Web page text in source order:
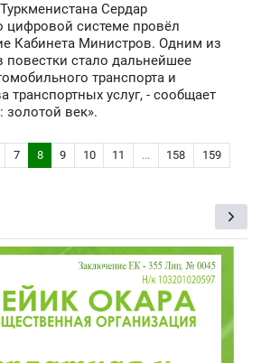
Сердар
цифровой системе провёл
Кабинета Министров. Одним из
стало дальнейшее
транспорта и
транспортных услуг, - сообщает
золотой век».
7 8 9 10 11 ... 158 159